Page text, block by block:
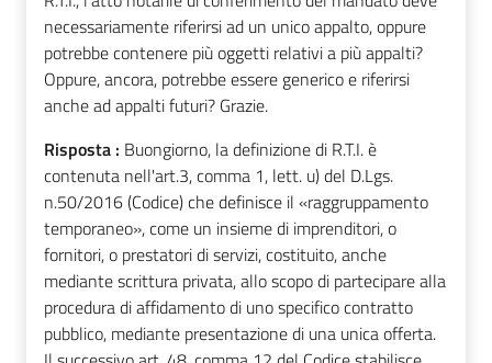
necessariamente riferirsi ad un unico appalto, oppure
potrebbe contenere più oggetti relativi a più appalti?
Oppure, ancora, potrebbe essere generico e riferirsi
anche ad appalti futuri? Grazie.
Risposta : Buongiorno, la definizione di R.T.I. è
contenuta nell'art.3, comma 1, lett. u) del D.Lgs.
n.50/2016 (Codice) che definisce il «raggruppamento
temporaneo», come un insieme di imprenditori, o
fornitori, o prestatori di servizi, costituito, anche
mediante scrittura privata, allo scopo di partecipare alla
procedura di affidamento di uno specifico contratto
pubblico, mediante presentazione di una unica offerta.